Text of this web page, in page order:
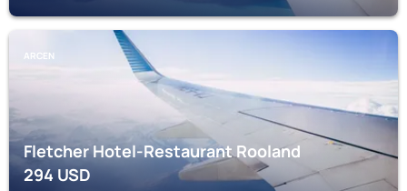
ARCEN
Fletcher Hotel-Restaurant Rooland
294USD